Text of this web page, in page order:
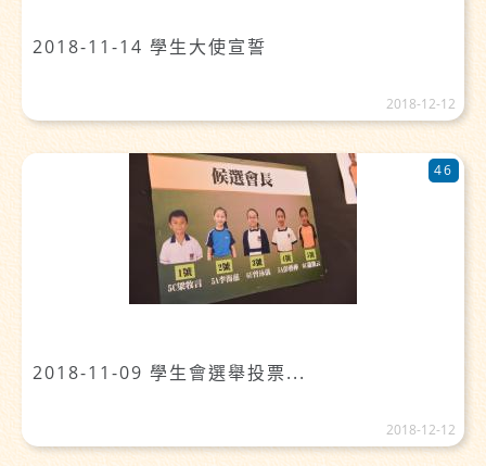
2018-11-14 學生大使宣誓
2018-12-12
2018-11-09 學生會選舉投票...
46
2018-12-12